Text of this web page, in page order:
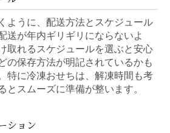
ように、配送方法とスケジュール
送が年内ギリギリにならないよ
取れるスケジュールを選ぶと安心
の保存方法が明記されているかも
特に冷凍おせちは、解凍時間も考
とスムーズに準備が整います。
ション